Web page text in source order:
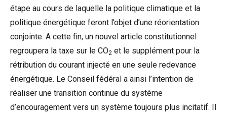
étape au cours de laquelle la politique climatique et la
politique énergétique feront l’objet d’une réorientation
conjointe. A cette fin, un nouvel article constitutionnel
regroupera la taxe sur le CO2 et le supplément pour la
rétribution du courant injecté en une seule redevance
énergétique. Le Conseil fédéral a ainsi l’intention de
réaliser une transition continue du système
d’encouragement vers un système toujours plus incitatif. Il